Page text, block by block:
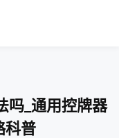
吗_通用控牌器
科普